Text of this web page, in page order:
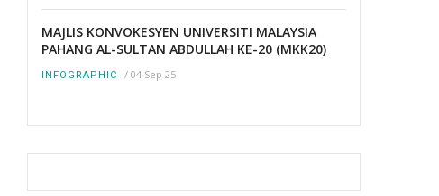
MAJLIS KONVOKESYEN UNIVERSITI MALAYSIA
PAHANG AL-SULTAN ABDULLAH KE-20 (MKK20)
INFOGRAPHIC / 04 Sep 25